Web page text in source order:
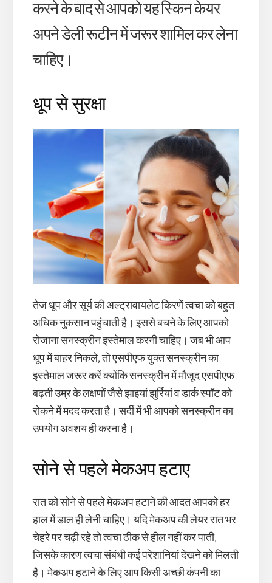
करने के बाद से आपको यह स्किन केयर
अपने डेली रूटीन में जरूर शामिल कर लेना
चाहिए।
धूप से सुरक्षा
तेज धूप और सूर्य की अल्ट्रावायलेट किरणें त्वचा को बहुत
अधिक नुकसान पहुंचाती है। इससे बचने के लिए आपको
रोजाना सनस्क्रीन इस्तेमाल करनी चाहिए। जब भी आप
धूप में बाहर निकले, तो एसपीएफ युक्त सनस्क्रीन का
इस्तेमाल जरूर करें क्योंकि सनस्क्रीन में मौजूद एसपीएफ
बढ़ती उम्र के लक्षणों जैसे झाइयां झुर्रियां व डार्क स्पॉट को
रोकने में मदद करता है। सर्दी में भी आपको सनस्क्रीन का
उपयोग अवशय ही करना है।
सोने से पहले मेकअप हटाए
रात को सोने से पहले मेकअप हटाने की आदत आपको हर
हाल में डाल ही लेनी चाहिए। यदि मेकअप की लेयर रात भर
चेहरे पर चढ़ी रहे तो त्वचा ठीक से हील नहीं कर पाती,
जिसके कारण त्वचा संबंधी कई परेशानियां देखने को मिलती
है। मेकअप हटाने के लिए आप किसी अच्छी कंपनी का